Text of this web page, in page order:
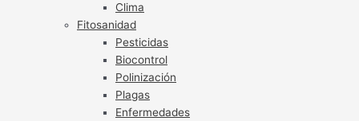
Clima
Fitosanidad
Pesticidas
Biocontrol
Polinización
Plagas
Enfermedades